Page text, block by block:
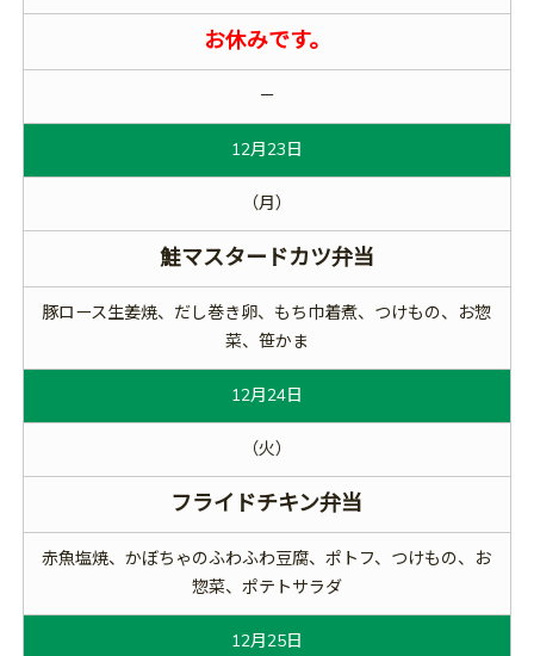
お休みです。
－
12月23日
（月）
鮭マスタードカツ弁当
豚ロース生姜焼、だし巻き卵、もち巾着煮、つけもの、お惣
菜、笹かま
12月24日
（火）
フライドチキン弁当
赤魚塩焼、かぼちゃのふわふわ豆腐、ポトフ、つけもの、お
惣菜、ポテトサラダ
12月25日